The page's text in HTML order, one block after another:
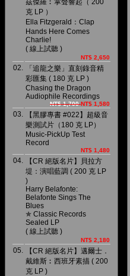
茲傑羅︰掌聲響起（ 200
克 LP ）
Ella Fitzgerald：Clap
Hands Here Comes
Charlie!
( 線上試聽 )
NT$ 2,650
02.
「追龍之樂」直刻錄音精
彩匯集 ( 180 克 LP )
Chasing the Dragon
Audiophile Recordings
NT$ 1,700NT$ 1,580
03.
【黑膠專書 #022】超級音
樂測試片（180 克 LP）
Music-PickUp Test
Record
NT$ 1,480
04.
【CR 絕版名片】貝拉方
堤：演唱藍調 ( 200 克 LP
)
Harry Belafonte:
Belafonte Sings The
Blues
✯ Classic Records
Sealed LP
( 線上試聽 )
NT$ 2,180
05.
【CR 絕版名片】邁爾士．
戴維斯︰西班牙素描 ( 200
克 LP )